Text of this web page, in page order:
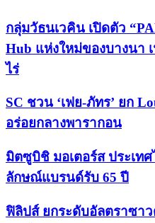
กลุ่มวัธนเวคิน เปิดตัว
Hub แห่งใหม่ของบางนา
ไร่
SC ชวน ‘เฟย-ภัทร’ ยก
อร่อยกลางพารากอน
มิตซูบิชิ มอเตอร์ส ประเท
ลักษณ์แบรนด์รับ 65 ปี
ฟิลิปส์ ยกระดับอัลตราซาว